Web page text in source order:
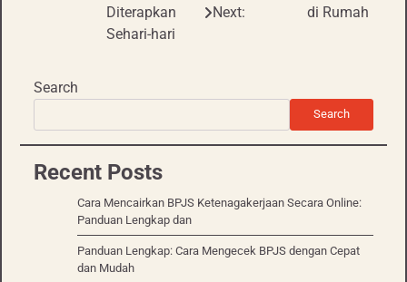
Diterapkan
Sehari-hari
Next:
di Rumah
Search
Search
Recent Posts
Cara Mencairkan BPJS Ketenagakerjaan Secara Online:
Panduan Lengkap dan
Panduan Lengkap: Cara Mengecek BPJS dengan Cepat
dan Mudah